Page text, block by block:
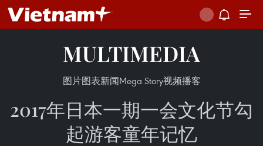
MULTIMEDIA
图片图表新闻Mega Story视频播客
2017年日本一期一会文化节勾
起游客童年记忆